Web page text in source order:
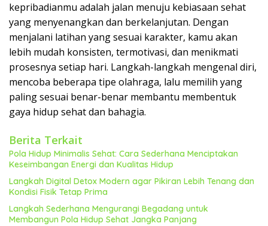
kepribadianmu adalah jalan menuju kebiasaan sehat
yang menyenangkan dan berkelanjutan. Dengan
menjalani latihan yang sesuai karakter, kamu akan
lebih mudah konsisten, termotivasi, dan menikmati
prosesnya setiap hari. Langkah-langkah mengenal diri,
mencoba beberapa tipe olahraga, lalu memilih yang
paling sesuai benar-benar membantu membentuk
gaya hidup sehat dan bahagia.
Berita Terkait
Pola Hidup Minimalis Sehat: Cara Sederhana Menciptakan
Keseimbangan Energi dan Kualitas Hidup
Langkah Digital Detox Modern agar Pikiran Lebih Tenang dan
Kondisi Fisik Tetap Prima
Langkah Sederhana Mengurangi Begadang untuk
Membangun Pola Hidup Sehat Jangka Panjang